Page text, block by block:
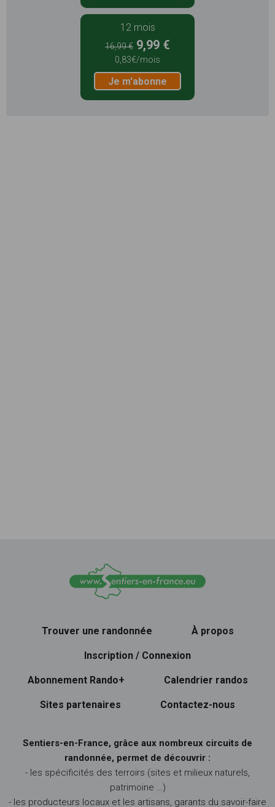
12 mois
16,99 € 9,99 €
0,83€/mois
Je m'abonne
Trouver une randonnée À propos
Inscription / Connexion
Abonnement Rando+ Calendrier randos
Sites partenaires Contactez-nous
Sentiers-en-France, grâce aux nombreux circuits de
randonnée, permet de découvrir :
- les spécificités des terroirs (sites et milieux naturels,
patrimoine …)
- les producteurs locaux et les artisans, garants du savoir-faire